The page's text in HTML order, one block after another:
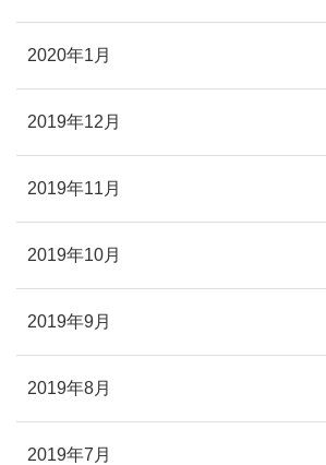
2020年1月
2019年12月
2019年11月
2019年10月
2019年9月
2019年8月
2019年7月